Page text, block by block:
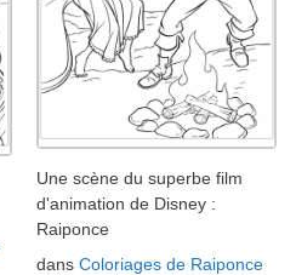
Une scène du superbe film
d'animation de Disney :
Raiponce
dans Coloriages de Raiponce